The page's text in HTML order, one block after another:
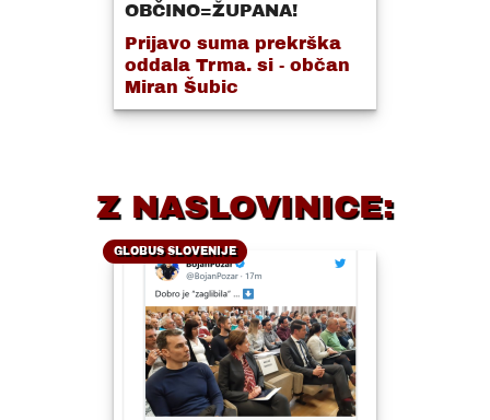
OBČINO=ŽUPANA!
Prijavo suma prekrška
oddala Trma. si - občan
Miran Šubic
Z NASLOVINICE:
GLOBUS SLOVENIJE